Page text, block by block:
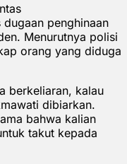
penghinaan
Menurutnya polisi
orang yang diduga
berkeliaran, kalau
dibiarkan.
bahwa kalian
takut kepada